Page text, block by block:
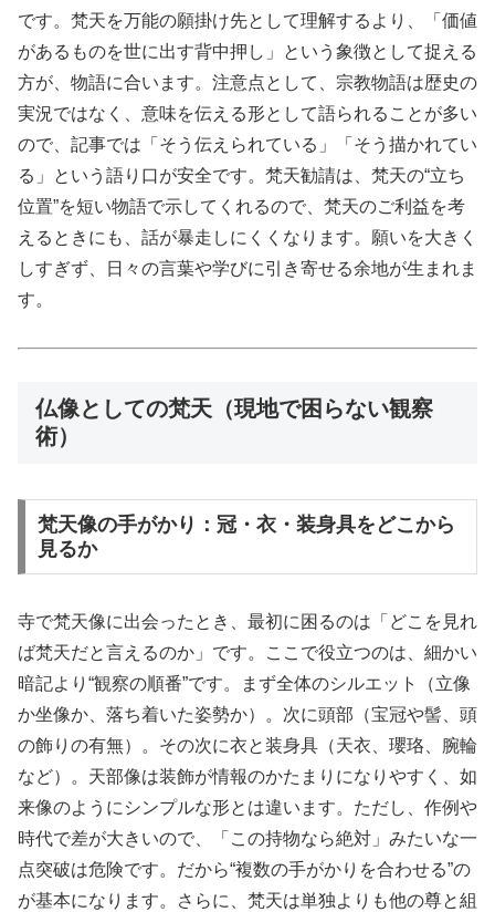
です。梵天を万能の願掛け先として理解するより、「価値
があるものを世に出す背中押し」という象徴として捉える
方が、物語に合います。注意点として、宗教物語は歴史の
実況ではなく、意味を伝える形として語られることが多い
ので、記事では「そう伝えられている」「そう描かれてい
る」という語り口が安全です。梵天勧請は、梵天の“立ち
位置”を短い物語で示してくれるので、梵天のご利益を考
えるときにも、話が暴走しにくくなります。願いを大きく
しすぎず、日々の言葉や学びに引き寄せる余地が生まれま
す。
仏像としての梵天（現地で困らない観察
術）
梵天像の手がかり：冠・衣・装身具をどこから
見るか
寺で梵天像に出会ったとき、最初に困るのは「どこを見れ
ば梵天だと言えるのか」です。ここで役立つのは、細かい
暗記より“観察の順番”です。まず全体のシルエット（立像
か坐像か、落ち着いた姿勢か）。次に頭部（宝冠や髻、頭
の飾りの有無）。その次に衣と装身具（天衣、瓔珞、腕輪
など）。天部像は装飾が情報のかたまりになりやすく、如
来像のようにシンプルな形とは違います。ただし、作例や
時代で差が大きいので、「この持物なら絶対」みたいな一
点突破は危険です。だから“複数の手がかりを合わせる”の
が基本になります。さらに、梵天は単独よりも他の尊と組